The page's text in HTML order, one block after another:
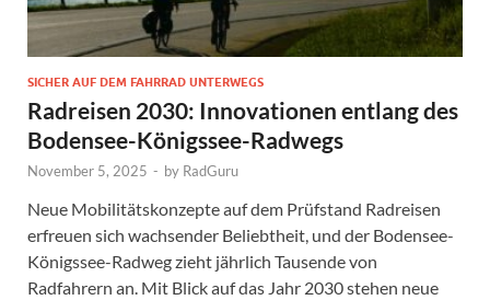
SICHER AUF DEM FAHRRAD UNTERWEGS
Radreisen 2030: Innovationen entlang des
Bodensee-Königssee-Radwegs
November 5, 2025 - by RadGuru
Neue Mobilitätskonzepte auf dem Prüfstand Radreisen
erfreuen sich wachsender Beliebtheit, und der Bodensee-
Königssee-Radweg zieht jährlich Tausende von
Radfahrern an. Mit Blick auf das Jahr 2030 stehen neue